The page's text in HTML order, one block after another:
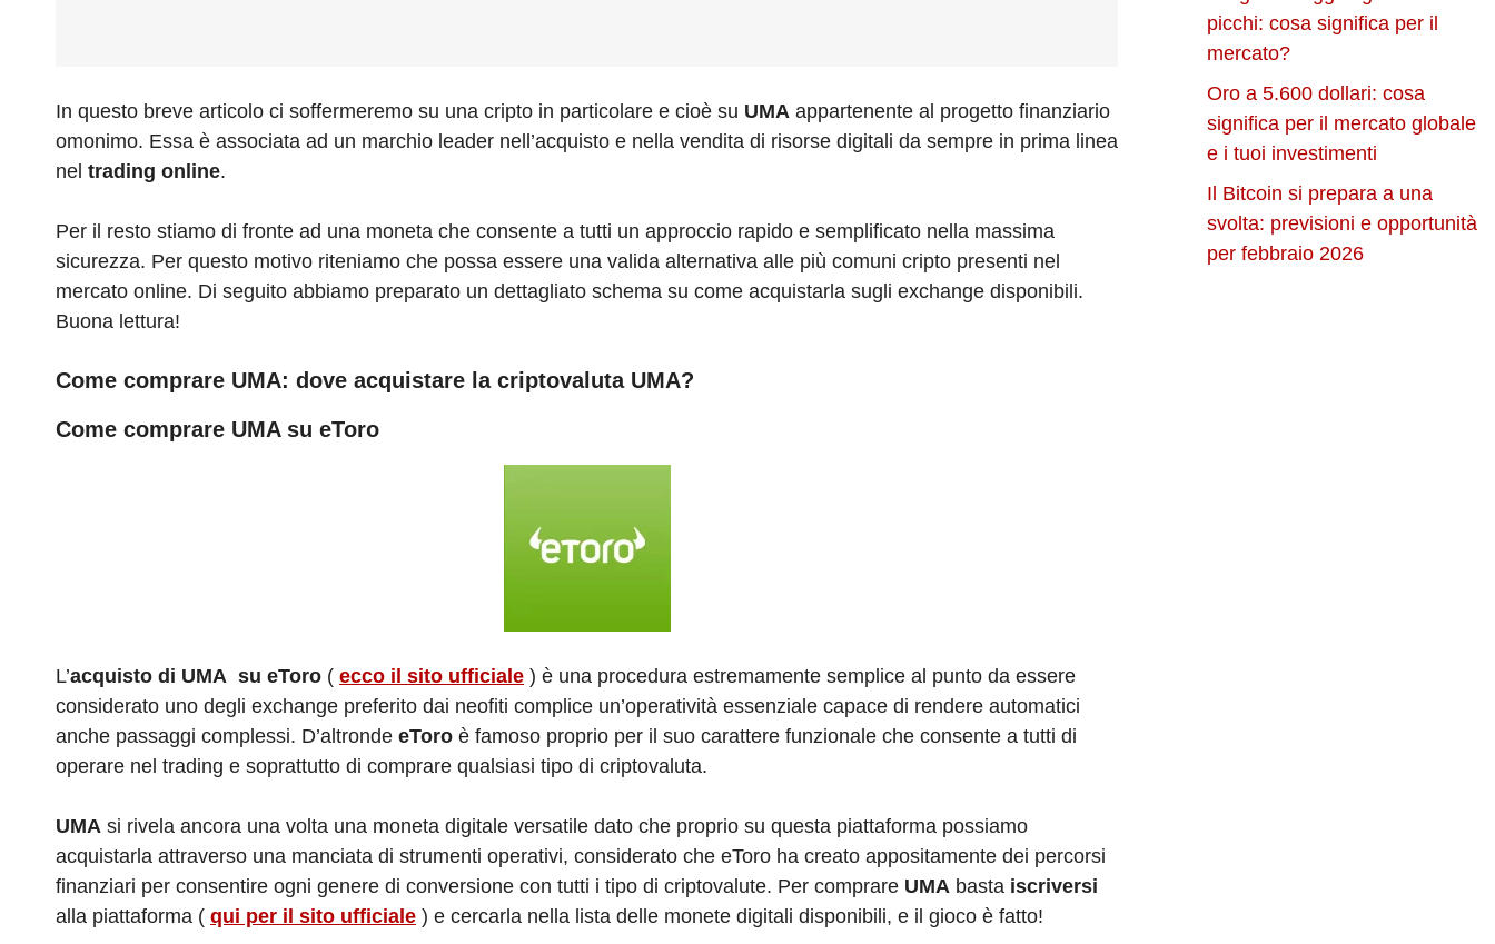
In questo breve articolo ci soffermeremo su una cripto in particolare e cioè su UMA appartenente al progetto finanziario
omonimo. Essa è associata ad un marchio leader nell’acquisto e nella vendita di risorse digitali da sempre in prima linea
nel trading online.
Per il resto stiamo di fronte ad una moneta che consente a tutti un approccio rapido e semplificato nella massima
sicurezza. Per questo motivo riteniamo che possa essere una valida alternativa alle più comuni cripto presenti nel
mercato online. Di seguito abbiamo preparato un dettagliato schema su come acquistarla sugli exchange disponibili.
Buona lettura!
Come comprare UMA: dove acquistare la criptovaluta UMA?
Come comprare UMA su eToro
L’acquisto di UMA su eToro ( ecco il sito ufficiale ) è una procedura estremamente semplice al punto da essere
considerato uno degli exchange preferito dai neofiti complice un’operatività essenziale capace di rendere automatici
anche passaggi complessi. D’altronde eToro è famoso proprio per il suo carattere funzionale che consente a tutti di
operare nel trading e soprattutto di comprare qualsiasi tipo di criptovaluta.
UMA si rivela ancora una volta una moneta digitale versatile dato che proprio su questa piattaforma possiamo
acquistarla attraverso una manciata di strumenti operativi, considerato che eToro ha creato appositamente dei percorsi
finanziari per consentire ogni genere di conversione con tutti i tipo di criptovalute. Per comprare UMA basta iscriversi
alla piattaforma ( qui per il sito ufficiale ) e cercarla nella lista delle monete digitali disponibili, e il gioco è fatto!
picchi: cosa significa per il
mercato?
Oro a 5.600 dollari: cosa
significa per il mercato globale
e i tuoi investimenti
Il Bitcoin si prepara a una
svolta: previsioni e opportunità
per febbraio 2026